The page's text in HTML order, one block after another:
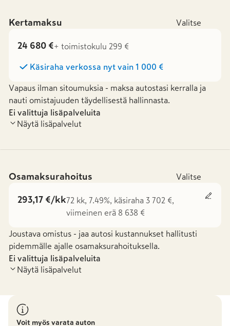
Kertamaksu Valitse
24 680 €+ toimistokulu 299 €
Käsiraha verkossa nyt vain 1 000 €
Vapaus ilman sitoumuksia - maksa autostasi kerralla ja
nauti omistajuuden täydellisestä hallinnasta.
Ei valittuja lisäpalveluita
Näytä lisäpalvelut
Osamaksurahoitus Valitse
293,17 €/kk72 kk, 7.49%, käsiraha 3 702 €,
viimeinen erä 8 638 €
Joustava omistus - jaa autosi kustannukset hallitusti
pidemmälle ajalle osamaksurahoituksella.
Ei valittuja lisäpalveluita
Näytä lisäpalvelut
Voit myös varata auton